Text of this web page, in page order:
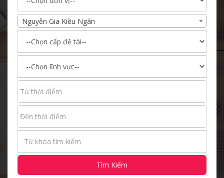
Nguyễn Gia Kiều Ngân
Tìm Kiếm